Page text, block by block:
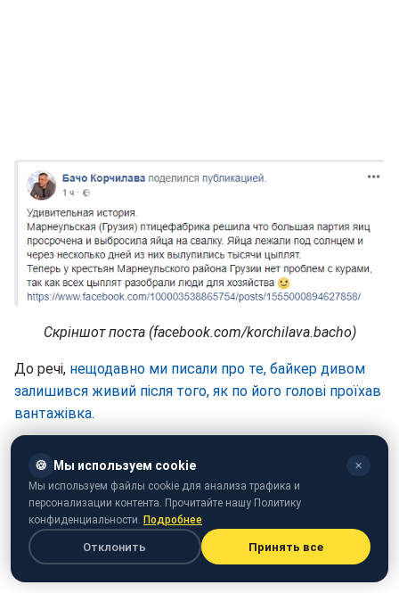
Скріншот поста (facebook.com/korchilava.bacho)
До речі, нещодавно ми писали про те, байкер дивом
залишився живий після того, як по його голові проїхав
вантажівка.
🍪 Мы используем cookie ✕
Мы используем файлы cookie для анализа трафика и
персонализации контента. Прочитайте нашу Политику
конфиденциальности. Подробнее
Отклонить Принять все